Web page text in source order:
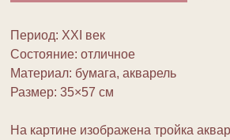
Период: XXI век
Состояние: отличное
Материал: бумага, акварель
Размер: 35×57 см
На картине изображена тройка